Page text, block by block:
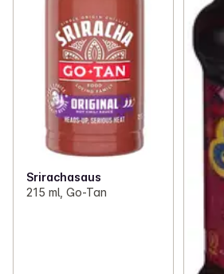
Srirachasaus
215 ml, Go-Tan